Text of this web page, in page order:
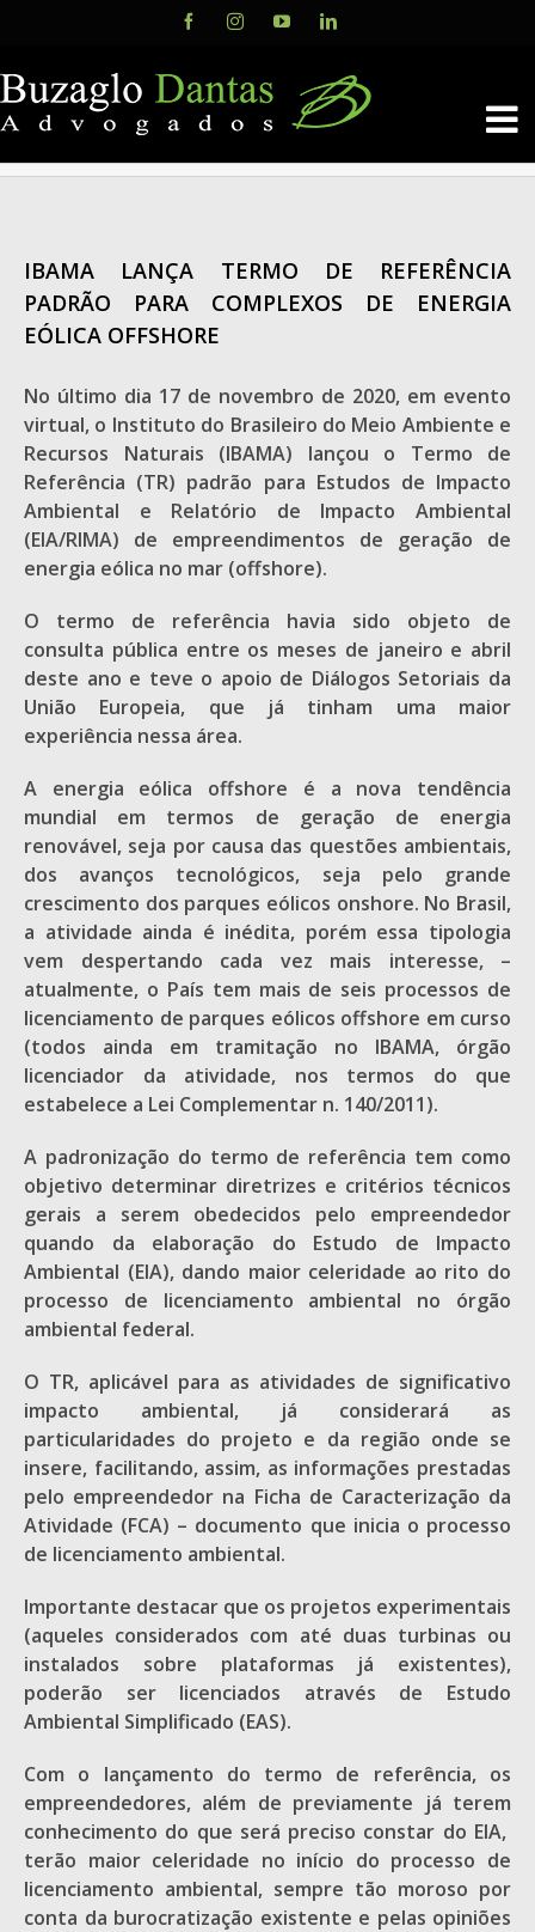
content
FacebookInstagramYouTubeLinkedIn
IBAMA LANÇA TERMO DE REFERÊNCIA
PADRÃO PARA COMPLEXOS DE ENERGIA
EÓLICA OFFSHORE
No último dia 17 de novembro de 2020, em evento
virtual, o Instituto do Brasileiro do Meio Ambiente e
Recursos Naturais (IBAMA) lançou o Termo de
Referência (TR) padrão para Estudos de Impacto
Ambiental e Relatório de Impacto Ambiental
(EIA/RIMA) de empreendimentos de geração de
energia eólica no mar (offshore).
O termo de referência havia sido objeto de
consulta pública entre os meses de janeiro e abril
deste ano e teve o apoio de Diálogos Setoriais da
União Europeia, que já tinham uma maior
experiência nessa área.
A energia eólica offshore é a nova tendência
mundial em termos de geração de energia
renovável, seja por causa das questões ambientais,
dos avanços tecnológicos, seja pelo grande
crescimento dos parques eólicos onshore. No Brasil,
a atividade ainda é inédita, porém essa tipologia
vem despertando cada vez mais interesse, –
atualmente, o País tem mais de seis processos de
licenciamento de parques eólicos offshore em curso
(todos ainda em tramitação no IBAMA, órgão
licenciador da atividade, nos termos do que
estabelece a Lei Complementar n. 140/2011).
A padronização do termo de referência tem como
objetivo determinar diretrizes e critérios técnicos
gerais a serem obedecidos pelo empreendedor
quando da elaboração do Estudo de Impacto
Ambiental (EIA), dando maior celeridade ao rito do
processo de licenciamento ambiental no órgão
ambiental federal.
O TR, aplicável para as atividades de significativo
impacto ambiental, já considerará as
particularidades do projeto e da região onde se
insere, facilitando, assim, as informações prestadas
pelo empreendedor na Ficha de Caracterização da
Atividade (FCA) – documento que inicia o processo
de licenciamento ambiental.
Importante destacar que os projetos experimentais
(aqueles considerados com até duas turbinas ou
instalados sobre plataformas já existentes),
poderão ser licenciados através de Estudo
Ambiental Simplificado (EAS).
Com o lançamento do termo de referência, os
empreendedores, além de previamente já terem
conhecimento do que será preciso constar do EIA,
terão maior celeridade no início do processo de
licenciamento ambiental, sempre tão moroso por
conta da burocratização existente e pelas opiniões